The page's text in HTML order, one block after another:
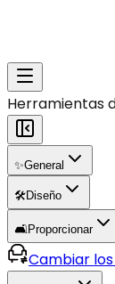
Herramientas
✨General
🛠️Diseño
🛋️Proporcionar
Cambiar